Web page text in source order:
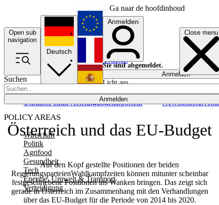
Ga naar de hoofdinhoud
Open sub
navigation
Close menu
Suchen
Anmelden
POLICY AREAS
Wirtschaft
Politik
Agrifood
Gesundheit
Tech
Energie, Umwelt & Transport
Verteidigung
UkrainePolitikVerteidigungRapporteur NewslettersEvents
Deutsch
English
Français
Anmelden
Sie sind abgemeldet.
Anmelden
Licht aus
Österreich und das EU-Budget
Auf den Kopf gestellte Positionen der beiden
RegierungsparteienWahlkampfzeiten können mitunter scheinbar
festgeschriebene Positionen ins Wanken bringen. Das zeigt sich
gerade in Österreich im Zusammenhang mit den Verhandlungen
über das EU-Budget für die Periode von 2014 bis 2020.